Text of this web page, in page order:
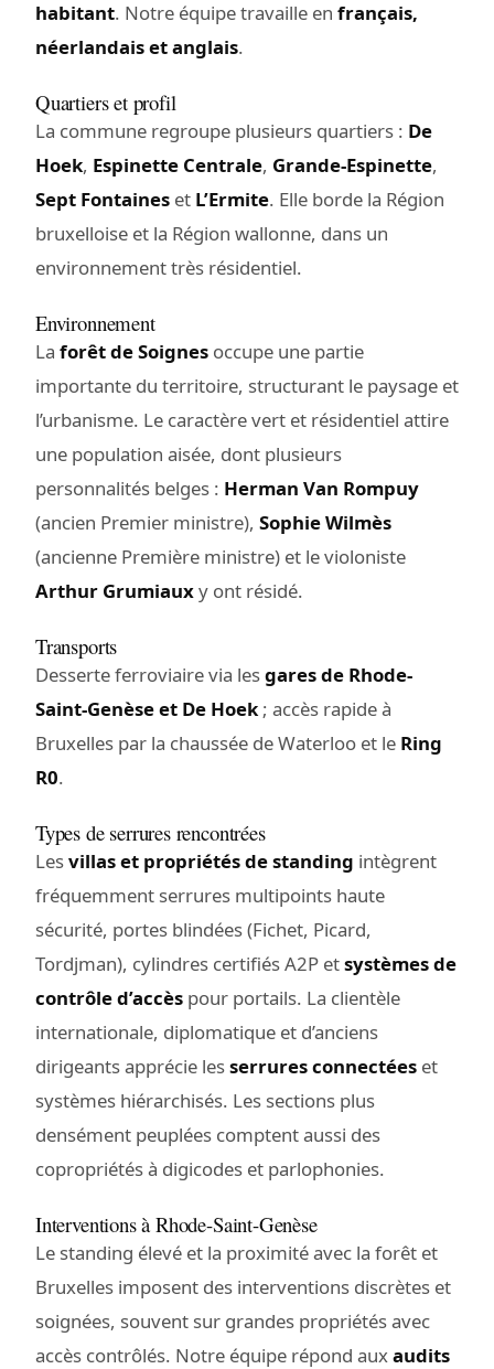
habitant. Notre équipe travaille en français,
néerlandais et anglais.
Quartiers et profil
La commune regroupe plusieurs quartiers : De
Hoek, Espinette Centrale, Grande-Espinette,
Sept Fontaines et L’Ermite. Elle borde la Région
bruxelloise et la Région wallonne, dans un
environnement très résidentiel.
Environnement
La forêt de Soignes occupe une partie
importante du territoire, structurant le paysage et
l’urbanisme. Le caractère vert et résidentiel attire
une population aisée, dont plusieurs
personnalités belges : Herman Van Rompuy
(ancien Premier ministre), Sophie Wilmès
(ancienne Première ministre) et le violoniste
Arthur Grumiauxy ont résidé.
Transports
Desserte ferroviaire via lesgares de Rhode-
Saint-Genèse et De Hoek; accès rapide à
Bruxelles par la chaussée de Waterloo et le Ring
R0.
Types de serrures rencontrées
Lesvillas et propriétés de standing intègrent
fréquemment serrures multipoints haute
sécurité, portes blindées (Fichet, Picard,
Tordjman), cylindres certifiés A2P etsystèmes de
contrôle d’accès pour portails. La clientèle
internationale, diplomatique et d’anciens
dirigeants apprécie lesserrures connectées et
systèmes hiérarchisés. Les sections plus
densément peuplées comptent aussi des
copropriétés à digicodes et parlophonies.
Interventions à Rhode-Saint-Genèse
Le standing élevé et la proximité avec la forêt et
Bruxelles imposent des interventions discrètes et
soignées, souvent sur grandes propriétés avec
accès contrôlés. Notre équipe répond auxaudits